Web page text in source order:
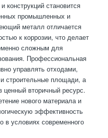
конструкций становится
промышленных и
металл отличается
к коррозии, что делает
сложным для
Профессиональная
управлять отходами,
строительные площади, а
вторичный ресурс.
нового материала и
эффективность
в условиях современного